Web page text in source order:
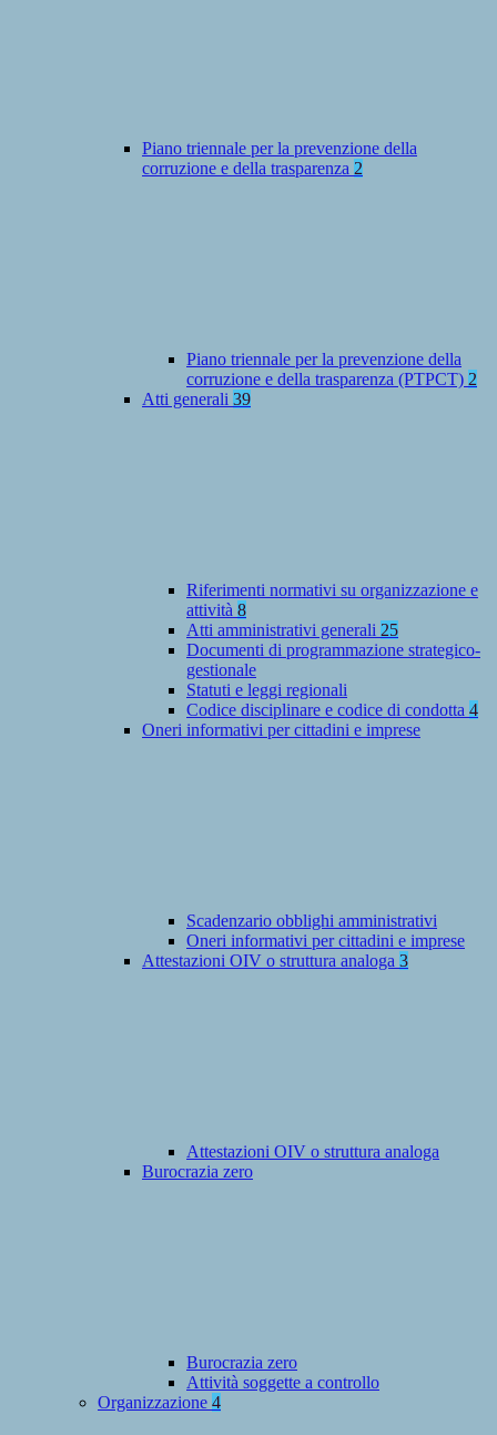
Piano triennale per la prevenzione della
corruzione e della trasparenza 2
Piano triennale per la prevenzione della
corruzione e della trasparenza (PTPCT) 2
Atti generali 39
Riferimenti normativi su organizzazione e
attività 8
Atti amministrativi generali 25
Documenti di programmazione strategico-
gestionale
Statuti e leggi regionali
Codice disciplinare e codice di condotta 4
Oneri informativi per cittadini e imprese
Scadenzario obblighi amministrativi
Oneri informativi per cittadini e imprese
Attestazioni OIV o struttura analoga 3
Attestazioni OIV o struttura analoga
Burocrazia zero
Burocrazia zero
Attività soggette a controllo
Organizzazione 4